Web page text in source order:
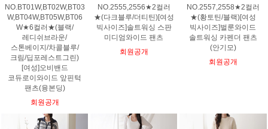
NO.BT01W,BT02W,BT03
W,BT04W,BT05W,BT06
W★6컬러★(블랙/
레디쉬브라운/
스톤베이지/차콜블루/
크림/딥포레스트그린)
[여성]오비밴드
코듀로이와이드 앞핀턱
팬츠(융본딩)
회원공개
NO.2555,2556★2컬러
★(다크블루/더티틴)[여성
빅사이즈]솔트워싱 스판
미디엄와이드 팬츠
회원공개
NO.2557,2558★2컬러
★(황토틴/블랙)[여성
빅사이즈]벌룬와이드
솔트워싱 카펜더 팬츠
(안기모)
회원공개